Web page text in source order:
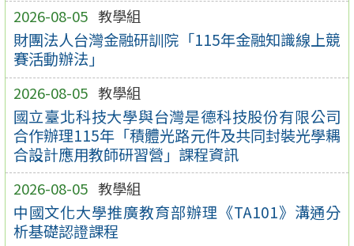
2026-08-05 教學組
財團法人台灣金融研訓院「115年金融知識線上競
賽活動辦法」
2026-08-05 教學組
國立臺北科技大學與台灣是德科技股份有限公司
合作辦理115年「積體光路元件及共同封裝光學耦
合設計應用教師研習營」課程資訊
2026-08-05 教學組
中國文化大學推廣教育部辦理《TA101》溝通分
析基礎認證課程